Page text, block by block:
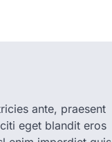
ante, praesent
eget blandit eros